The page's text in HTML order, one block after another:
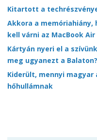
Kitartott a
Akkora a
kell várni az MacBook
Kártyán nyeri el a
meg ugyanezt a Balaton?
Kiderült, mennyi
hőhullámnak